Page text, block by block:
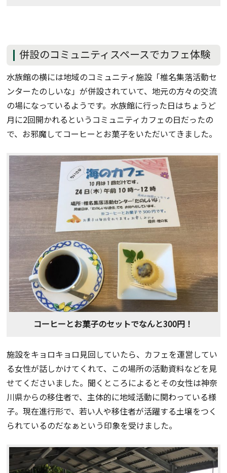
併設のコミュニティスペースでカフェ体験
水族館の横には地域のコミュニティ施設「椎名集落活動セ
ンターたのしいな」が併設されていて、地元の方々の交流
の場になっているようです。水族館に行った日はちょうど
月に2回開かれるというコミュニティカフェの日だったの
で、お邪魔してコーヒーとお菓子をいただいてきました。
コーヒーとお菓子のセットでなんと300円！
施設をキョロキョロ見回していたら、カフェを運営してい
る女性が話しかけてくれて、この場所の活動資料などを見
せてくださいました。聞くところによるとその女性は神奈
川県からの移住者で、主体的に地域活動に関わっている様
子。現在進行形で、若い人や移住者が活躍する土壌をつく
られているのだなぁという印象を受けました。